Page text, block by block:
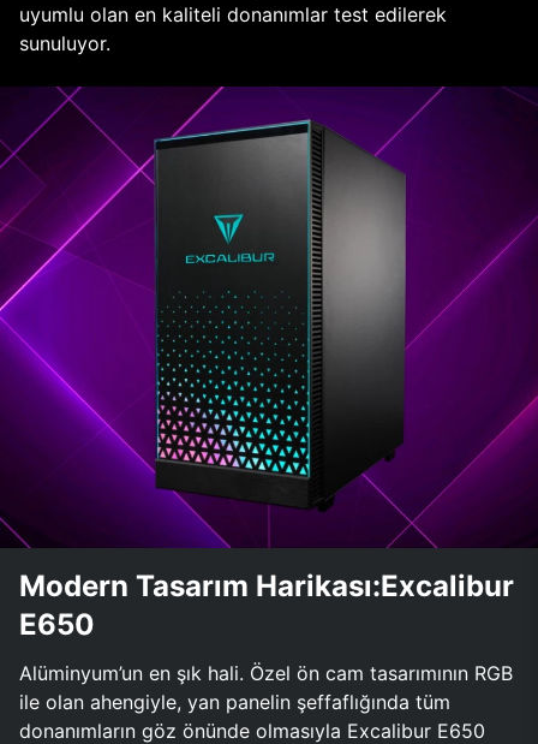
uyumlu olan en kaliteli donanımlar test edilerek
sunuluyor.
Modern Tasarım Harikası:Excalibur
E650
Alüminyum’un en şık hali. Özel ön cam tasarımının RGB
ile olan ahengiyle, yan panelin şeffaflığında tüm
donanımların göz önünde olmasıyla Excalibur E650